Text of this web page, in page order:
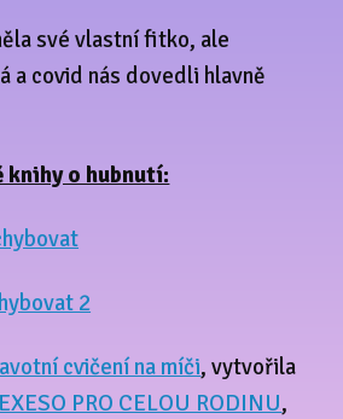
své vlastní fitko, ale
a covid nás dovedli hlavně
knihy o hubnutí:
2
cvičení na míči, vytvořila
PRO CELOU RODINU,